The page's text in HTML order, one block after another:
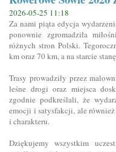
2026-05-25 11:18
Za nami piąta edycja
ponownie zgromadziła
różnych stron Polski.
km oraz 70 km, a na starcie
Trasy prowadziły przez
leśne drogi oraz miejsca
zgodnie podkreślali, że
emocji i satysfakcji, ale
i charakteru.
Dziękujemy wszystkim